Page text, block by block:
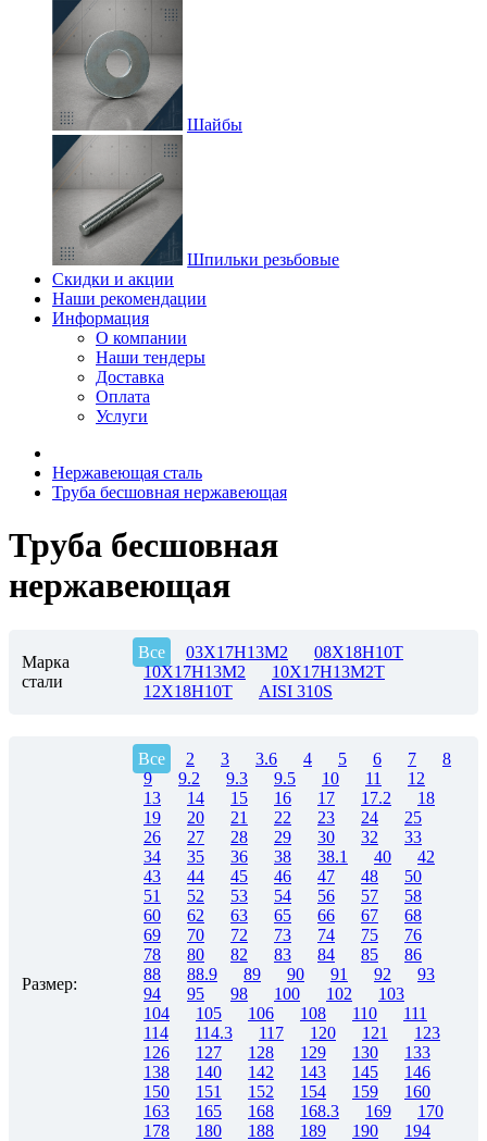
Шайбы
Шпильки резьбовые
Скидки и акции
Наши рекомендации
Информация
О компании
Наши тендеры
Доставка
Оплата
Услуги
Нержавеющая сталь
Труба бесшовная нержавеющая
Труба бесшовная
нержавеющая
Марка
стали
Все 03Х17Н13М2
08Х18Н10Т
10Х17Н13М2
10Х17Н13М2Т
12Х18Н10Т
AISI 310S
Размер:
Все 2 3 3.6 4 5 6 7
8
9
9.2 9.3 9.5 10 11
12
13
14 15 16 17 17.2
18
19
20 21 22 23 24
25
26
27 28 29 30 32
33
34
35 36 38 38.1 40
42
43
44 45 46 47 48
50
51
52 53 54 56 57
58
60
62 63 65 66 67
68
69
70 72 73 74 75
76
78
80 82 83 84 85
86
88
88.9 89 90 91 92
93
94
95 98 100 102
103
104
105 106 108 110
111
114
114.3 117 120 121
123
126
127 128 129 130
133
138
140 142 143 145
146
150
151 152 154 159
160
163
165 168 168.3 169
170
178
180 188 189 190
194